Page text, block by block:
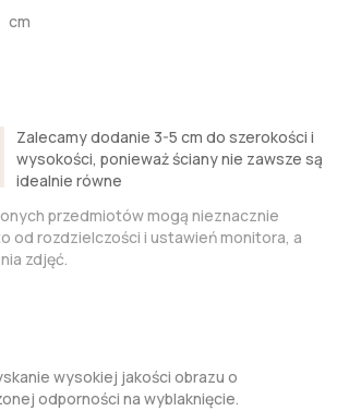
cm
Zalecamy dodanie 3-5 cm do szerokości i
wysokości, ponieważ ściany nie zawsze są
idealnie równe
przedmiotów mogą nieznacznie
od rozdzielczości i ustawień monitora, a
zdjęć.
wysokiej jakości obrazu o
odporności na wyblaknięcie.